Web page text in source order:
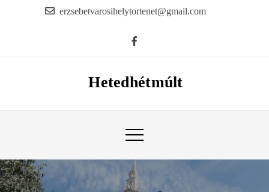
erzsebetvarosihelytortenet@gmail.com
Hetedhétmúlt